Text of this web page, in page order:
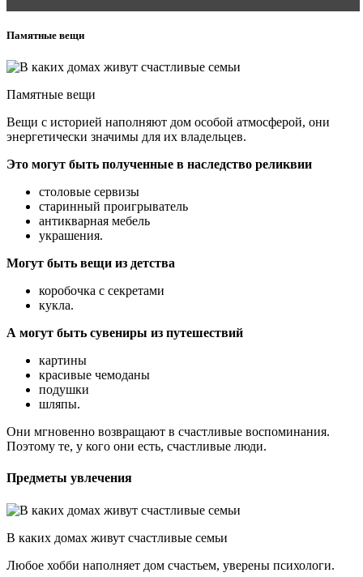
Памятные вещи
Памятные вещи
Вещи с историей наполняют дом особой атмосферой, они
энергетически значимы для их владельцев.
Это могут быть полученные в наследство реликвии
столовые сервизы
старинный проигрыватель
антикварная мебель
украшения.
Могут быть вещи из детства
коробочка с секретами
кукла.
А могут быть сувениры из путешествий
картины
красивые чемоданы
подушки
шляпы.
Они мгновенно возвращают в счастливые воспоминания.
Поэтому те, у кого они есть, счастливые люди.
Предметы увлечения
В каких домах живут счастливые семьи
Любое хобби наполняет дом счастьем, уверены психологи.